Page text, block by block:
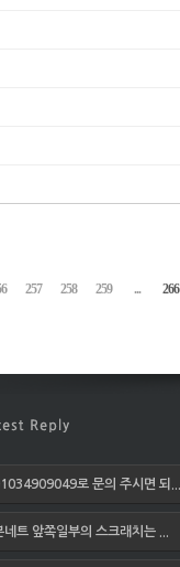
257 258 259 ... 266
로 문의 주시면 되...
네트 앞쪽일부의 스크래치는 ...